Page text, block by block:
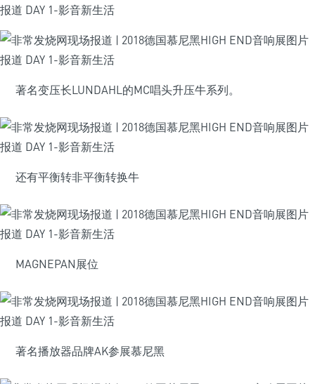
著名变压长LUNDAHL的MC唱头升压牛系列。
还有平衡转非平衡转换牛
MAGNEPAN展位
著名播放器品牌AK参展慕尼黑